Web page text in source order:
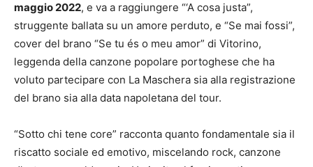
maggio 2022, e va a raggiungere “‘A cosa justa”,
struggente ballata su un amore perduto, e “Se mai fossi”,
cover del brano “Se tu és o meu amor” di Vitorino,
leggenda della canzone popolare portoghese che ha
voluto partecipare con La Maschera sia alla registrazione
del brano sia alla data napoletana del tour.
“Sotto chi tene core” racconta quanto fondamentale sia il
riscatto sociale ed emotivo, miscelando rock, canzone